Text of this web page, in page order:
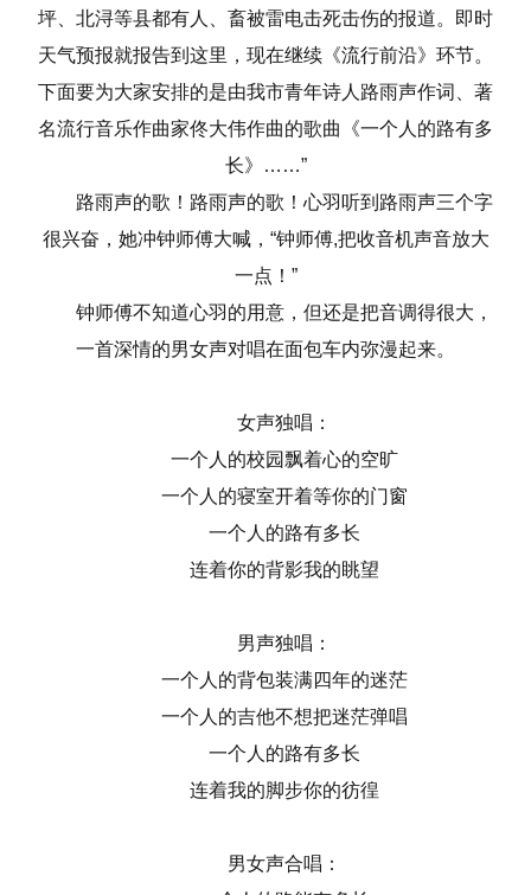
坪、北浔等县都有人、畜被雷电击死击伤的报道。即时
天气预报就报告到这里，现在继续《流行前沿》环节。
下面要为大家安排的是由我市青年诗人路雨声作词、著
名流行音乐作曲家佟大伟作曲的歌曲《一个人的路有多
长》……”
路雨声的歌！路雨声的歌！心羽听到路雨声三个字
很兴奋，她冲钟师傅大喊，“钟师傅,把收音机声音放大
一点！”
钟师傅不知道心羽的用意，但还是把音调得很大，
一首深情的男女声对唱在面包车内弥漫起来。
女声独唱：
一个人的校园飘着心的空旷
一个人的寝室开着等你的门窗
一个人的路有多长
连着你的背影我的眺望
男声独唱：
一个人的背包装满四年的迷茫
一个人的吉他不想把迷茫弹唱
一个人的路有多长
连着我的脚步你的彷徨
男女声合唱：